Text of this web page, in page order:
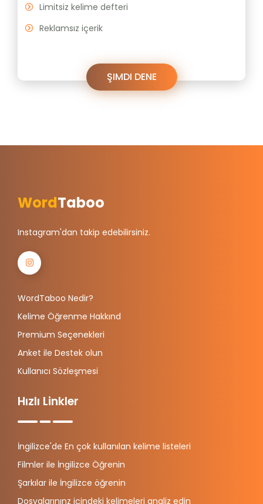
Limitsiz kelime defteri
Reklamsız içerik
ŞIMDI DENE
WordTaboo
Instagram'dan takip edebilirsiniz.
WordTaboo Nedir?
Kelime Öğrenme Hakkınd
Premium Seçenekleri
Anket ile Destek olun
Kullanıcı Sözleşmesi
Hızlı Linkler
İngilizce'de En çok kullanılan kelime listeleri
Filmler ile İngilizce Öğrenin
Şarkılar ile İngilizce öğrenin
Dosyalarınınz içindeki kelimeleri analiz edin